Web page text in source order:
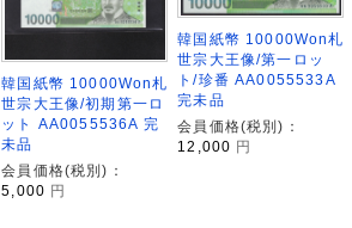
韓国紙幣 10000Won札
世宗大王像/初期第一ロ
ット AA0055536A 完
未品
会員価格(税別)：
5,000 円
韓国紙幣 10000Won札
世宗大王像/第一ロッ
ト/珍番 AA0055533A
完未品
会員価格(税別)：
12,000 円